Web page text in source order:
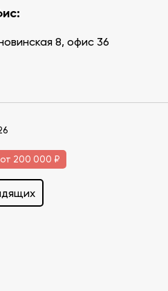
8, офис 36
200 000 ₽